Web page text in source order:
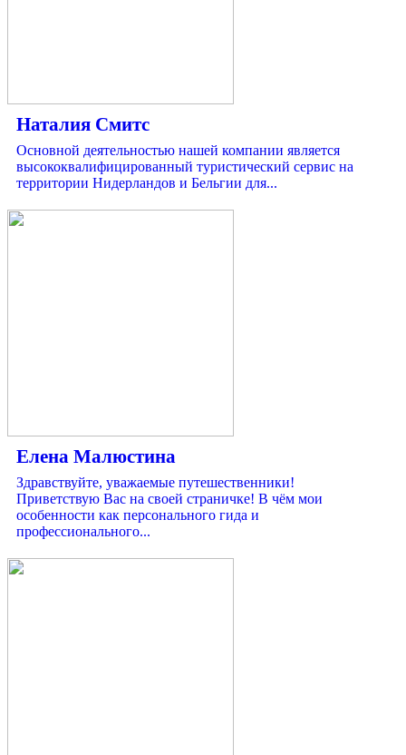
Наталия Смитс
Основной деятельностью нашей компании является
высококвалифицированный туристический сервис на
территории Нидерландов и Бельгии для...
Елена Малюстина
Здравствуйте, уважаемые путешественники!
Приветствую Вас на своей страничке! В чём мои
особенности как персонального гида и
профессионального...